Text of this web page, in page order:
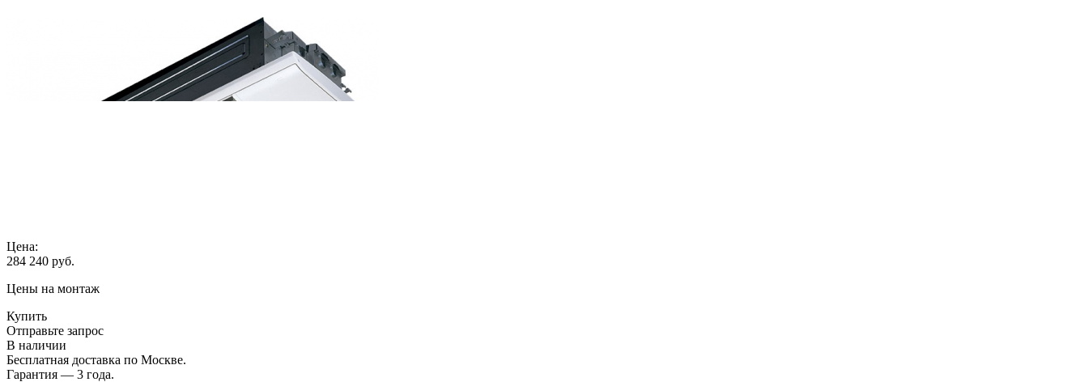
Цена:
284 240 руб.
Цены на монтаж
Купить
Отправьте запрос
В наличии
Бесплатная доставка по Москве.
Гарантия — 3 года.